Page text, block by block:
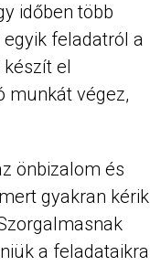
időben több
feladatról a
el
munkát végez,
önbizalom és
gyakran kérik
a feladataikra